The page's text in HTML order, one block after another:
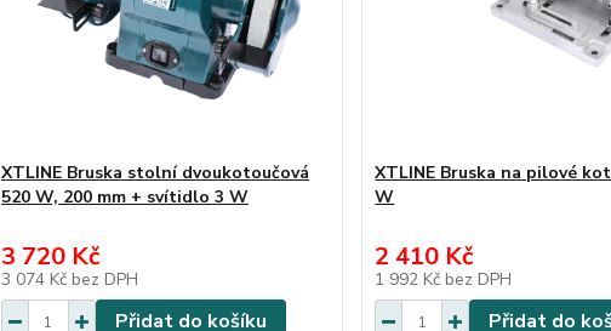
XTLINE Bruska stolní dvoukotoučová
520 W, 200 mm + svítidlo 3 W
3 720 Kč
3 074 Kč bez DPH
Přidat do košíku
XTLINE Bruska na pilové
W
2 410 Kč
1 992 Kč bez DPH
Přidat do